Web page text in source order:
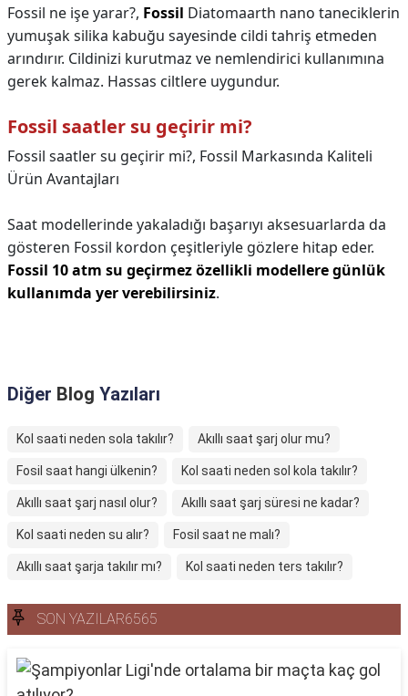
Fossil ne işe yarar?, Fossil Diatomaarth nano taneciklerin
yumuşak silika kabuğu sayesinde cildi tahriş etmeden
arındırır. Cildinizi kurutmaz ve nemlendirici kullanımına
gerek kalmaz. Hassas ciltlere uygundur.
Fossil saatler su geçirir mi?
Fossil saatler su geçirir mi?, Fossil Markasında Kaliteli
Ürün Avantajları
Saat modellerinde yakaladığı başarıyı aksesuarlarda da
gösteren Fossil kordon çeşitleriyle gözlere hitap eder.
Fossil 10 atm su geçirmez özellikli modellere günlük
kullanımda yer verebilirsiniz.
Diğer Blog Yazıları
Kol saati neden sola takılır? Akıllı saat şarj olur mu?
Fosil saat hangi ülkenin? Kol saati neden sol kola takılır?
Akıllı saat şarj nasıl olur? Akıllı saat şarj süresi ne kadar?
Kol saati neden su alır? Fosil saat ne malı?
Akıllı saat şarja takılır mı? Kol saati neden ters takılır?
SON YAZILAR6565